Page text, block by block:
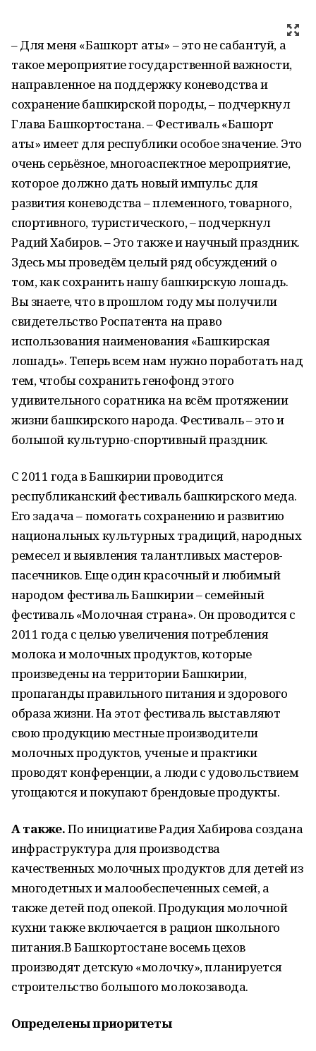
– Для меня «Башкорт аты» – это не сабантуй, а
такое мероприятие государственной важности,
направленное на поддержку коневодства и
сохранение башкирской породы, – подчеркнул
Глава Башкортостана. – Фестиваль «Башҡорт
аты» имеет для республики особое значение. Это
очень серьёзное, многоаспектное мероприятие,
которое должно дать новый импульс для
развития коневодства – племенного, товарного,
спортивного, туристического, – подчеркнул
Радий Хабиров. – Это также и научный праздник.
Здесь мы проведём целый ряд обсуждений о
том, как сохранить нашу башкирскую лошадь.
Вы знаете, что в прошлом году мы получили
свидетельство Роспатента на право
использования наименования «Башкирская
лошадь». Теперь всем нам нужно поработать над
тем, чтобы сохранить генофонд этого
удивительного соратника на всём протяжении
жизни башкирского народа. Фестиваль – это и
большой культурно-спортивный праздник.
С 2011 года в Башкирии проводится
республиканский фестиваль башкирского меда.
Его задача – помогать сохранению и развитию
национальных культурных традиций, народных
ремесел и выявления талантливых мастеров-
пасечников. Еще один красочный и любимый
народом фестиваль Башкирии – семейный
фестиваль «Молочная страна». Он проводится с
2011 года с целью увеличения потребления
молока и молочных продуктов, которые
произведены на территории Башкирии,
пропаганды правильного питания и здорового
образа жизни. На этот фестиваль выставляют
свою продукцию местные производители
молочных продуктов, ученые и практики
проводят конференции, а люди с удовольствием
угощаются и покупают брендовые продукты.
А также.По инициативе Радия Хабирова создана
инфраструктура для производства
качественных молочных продуктов для детей из
многодетных и малообеспеченных семей, а
также детей под опекой. Продукция молочной
кухни также включается в рацион школьного
питания.В Башкортостане восемь цехов
производят детскую «молочку», планируется
строительство большого молокозавода.
Определены приоритеты